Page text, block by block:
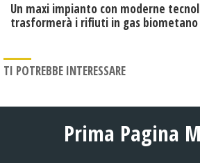
Un maxi impianto con moderne
trasformerà i rifiuti in gas biometano
TI POTREBBE INTERESSARE
Prima Pagina